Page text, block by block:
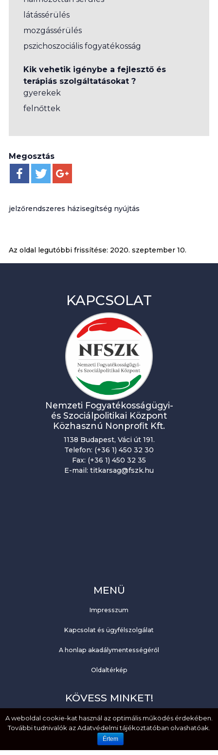
látássérülés
mozgássérülés
pszichoszociális fogyatékosság
Kik vehetik igénybe a fejlesztő és
terápiás szolgáltatásokat ?
gyerekek
felnőttek
Megosztás
jelzőrendszeres házisegítség nyújtás
Az oldal legutóbbi frissítése: 2020. szeptember 10.
KAPCSOLAT
Nemzeti Fogyatékosságügyi-
és Szociálpolitikai Központ
Közhasznú Nonprofit Kft.
1138 Budapest, Váci út 191.
Telefon: (+36 1) 450 32 30
Fax: (+36 1) 450 32 35
E-mail: titkarsag@fszk.hu
MENÜ
Impresszum
Kapcsolat és ügyfélszolgálat
A honlap akadálymentességéről
Oldaltérkép
KÖVESS MINKET!
Facebook
YouTube
A weboldal cookie-kat használ az optimális működés érdekében.
További tudnivalók az Adatvédelmi tájékoztatóban olvashatóak.
Értem